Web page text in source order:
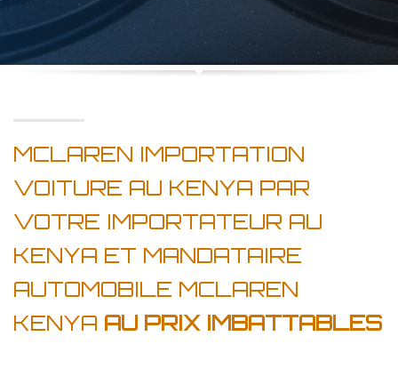
MCLAREN IMPORTATION
VOITURE AU KENYA PAR
VOTRE IMPORTATEUR AU
KENYA ET MANDATAIRE
AUTOMOBILE MCLAREN
KENYA AU PRIX IMBATTABLES